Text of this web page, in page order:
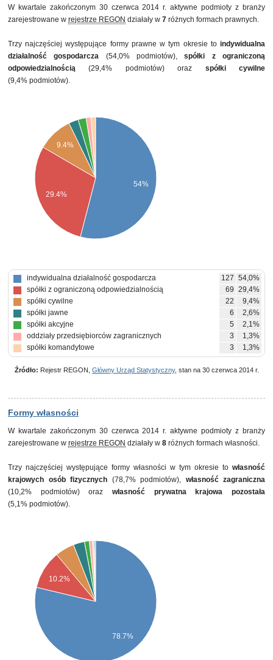
W kwartale zakończonym 30 czerwca 2014 r. aktywne podmioty z branży
zarejestrowane w rejestrze REGON działały w 7 różnych formach prawnych.
Trzy najczęściej występujące formy prawne w tym okresie to indywidualna
działalność gospodarcza (54,0% podmiotów),spółki z ograniczoną
odpowiedzialnością (29,4% podmiotów) oraz spółki cywilne
(9,4% podmiotów).
9.4%
29.4%
54%
indywidualna działalność gospodarcza 127 54,0%
spółki z ograniczoną odpowiedzialnością
69 29,4%
spółki cywilne
22
9,4%
spółki jawne
6
2,6%
spółki akcyjne
5
2,1%
oddziały przedsiębiorców zagranicznych
3
1,3%
spółki komandytowe
3 1,3%
Źródło: Rejestr REGON, Główny Urząd Statystyczny, stan na 30 czerwca 2014 r.
Formy własności
W kwartale zakończonym 30 czerwca 2014 r. aktywne podmioty z branży
zarejestrowane w rejestrze REGON działały w 8 różnych formach własności.
Trzy najczęściej występujące formy własności w tym okresie to własność
krajowych osób fizycznych (78,7% podmiotów), własność zagraniczna
(10,2% podmiotów) oraz własność prywatna krajowa pozostała
(5,1% podmiotów).
10.2%
78.7%